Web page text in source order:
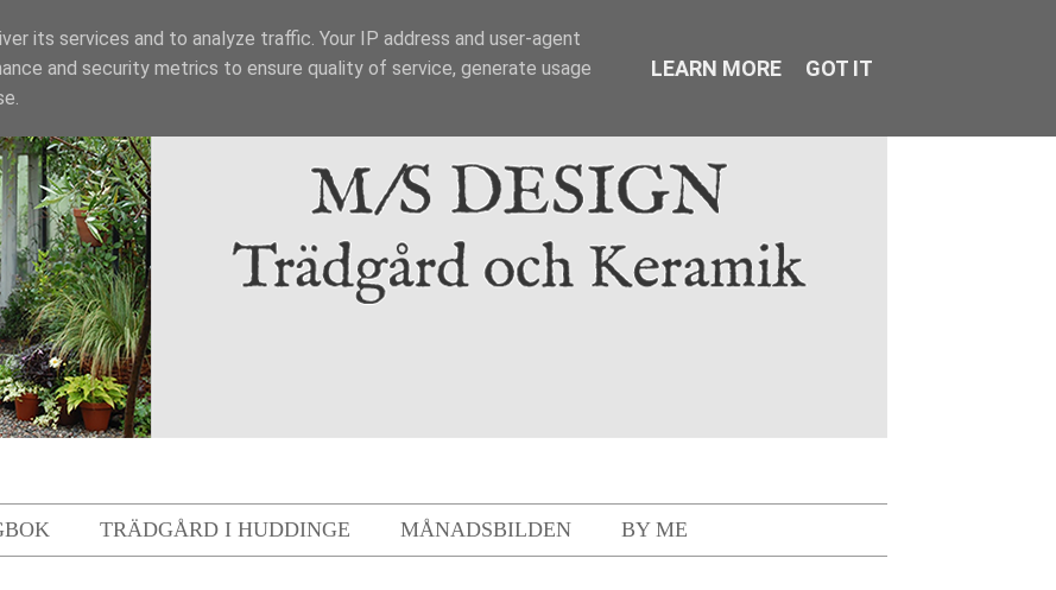
TRÄDGÅRD I HUDDINGE MÅNADSBILDEN BY ME
its services and to analyze traffic. Your IP address and user-agent
and security metrics to ensure quality of service, generate usage
LEARN MORE GOT IT